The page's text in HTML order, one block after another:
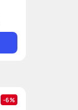
6%